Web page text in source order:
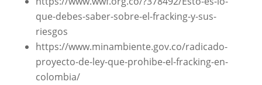
que-debes-saber-sobre-el-fracking-y-sus-
riesgos
https://www.minambiente.gov.co/radicado-
proyecto-de-ley-que-prohibe-el-fracking-en-
colombia/